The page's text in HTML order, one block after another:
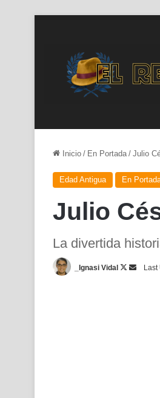
Inicio / En Portada / Julio
Edad Antigua En
Julio
La divertida
_Ignasi Vidal
Follow
Send